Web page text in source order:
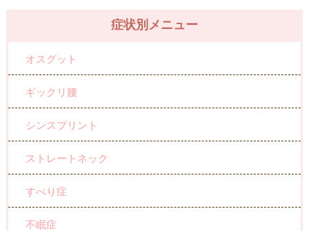
症状別メニュー
オスグット
ギックリ腰
シンスプリント
ストレートネック
すべり症
不眠症